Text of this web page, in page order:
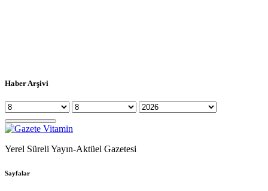
Haber Arşivi
Yerel Süreli Yayın-Aktüel Gazetesi
Sayfalar